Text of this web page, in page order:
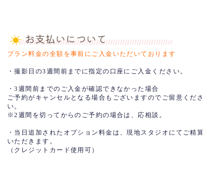
プラン料金の全額を事前にご入金いただいております
・撮影日の3週間前までに指定の口座にご入金ください。
・3週間前までのご入金が確認できなかった場合
ご予約がキャンセルとなる場合もございますのでご留意くださ
い。
※2週間を切ってからのご予約の場合は、応相談。
・当日追加されたオプション料金は、現地スタジオにてご精算
いただきます。
（クレジットカード使用可）